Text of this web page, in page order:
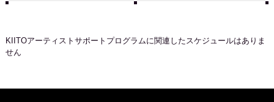
KIITOアーティストサポートプログラムに関連したスケジュールはありま
せん